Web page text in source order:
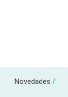
Novedades /